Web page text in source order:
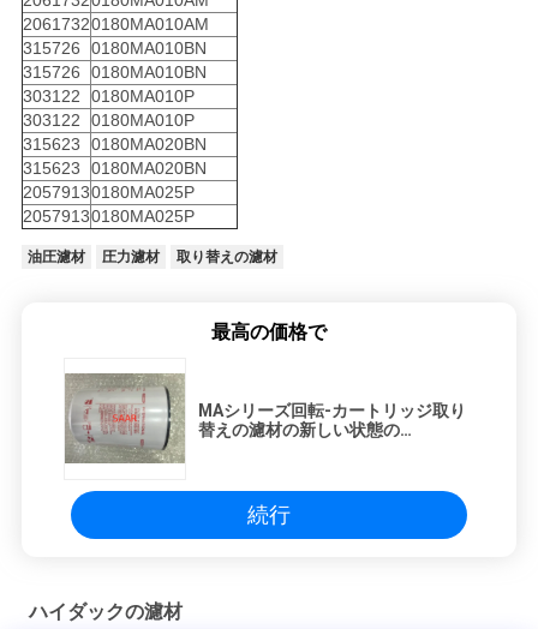
20617320180MA010AM
315726
0180MA010BN
315726
0180MA010BN
303122
0180MA010P
303122
0180MA010P
315623
0180MA020BN
315623
0180MA020BN
20579130180MA025P
20579130180MA025P
油圧濾材 圧力濾材 取り替えの濾材
最高の価格で
MAシリーズ回転-カートリッジ取り
替えの濾材の新しい状態の…
続行
ハイダックの濾材